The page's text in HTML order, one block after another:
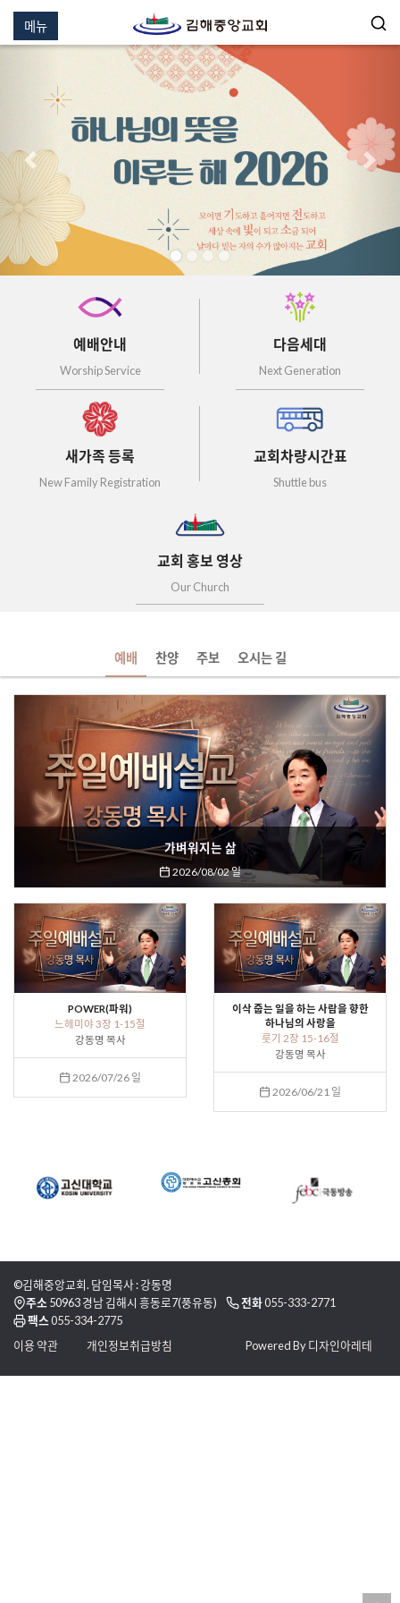
메뉴
이전 다음
예배안내
Worship Service
다음세대
Next Generation
새가족 등록
New Family Registration
교회차량시간표
Shuttle bus
교회 홍보 영상
Our Church
예배 찬양 주보 오시는 길
가벼워지는 삶
2026/08/02 일
POWER(파워)
느헤미야 3장 1-15절
강동명 목사
2026/07/26 일
이삭 줍는 일을 하는 사람을 향한
하나님의 사랑을
룻기 2장 15-16절
강동명 목사
2026/06/21 일
©김해중앙교회. 담임목사 : 강동명
주소50963 경남 김해시 흥동로7(풍유동) 전화055-333-2771
팩스055-334-2775
이용 약관
개인정보취급방침 Powered By 디자인아레테